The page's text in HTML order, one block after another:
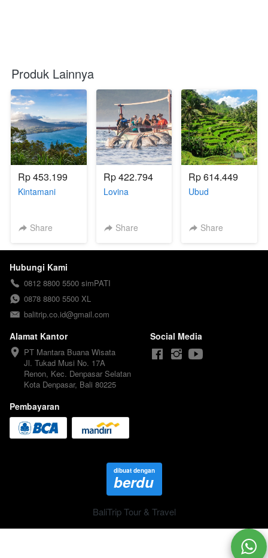
Produk Lainnya
Rp 453.199
Kintamani
Share
Rp 422.794
Lovina
Share
Rp 614.449
Ubud
Share
Hubungi Kami
0812 8800 5500 simPATI
0878 8800 5500 XL
balitrip.co.id@gmail.com
Alamat Kantor
PT Mantara Buana Wisata
Jl. Tukad Musi No. 17A
Renon, Kec. Denpasar Selatan
Kota Denpasar, Bali 80225
Social Media
Pembayaran
dibuat dengan
berdu
BaliTrip Tour & Travel